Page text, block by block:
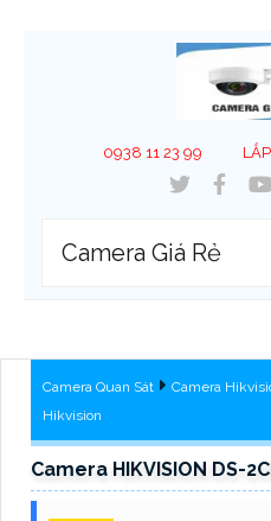
0938 11 23 99
Camera Giá Rẻ
Camera Quan Sát Camera
Hikvision
Camera HIKVISION DS-